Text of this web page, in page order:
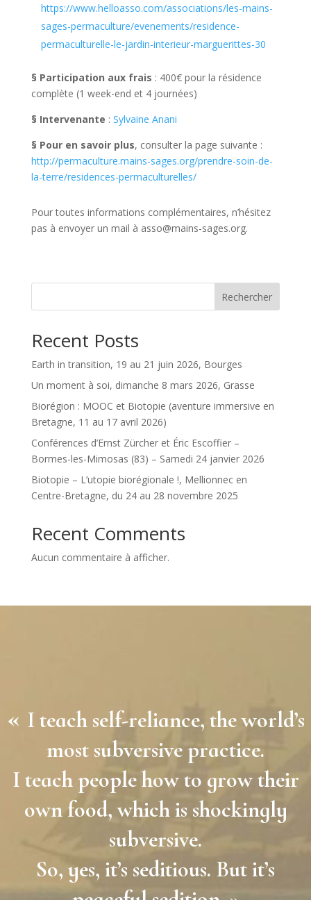
https://www.helloasso.com/associations/les-mains-
sages-permaculture/evenements/residence-
permaculturelle-le-jardin-interieur-marguerittes-30
§ Participation aux frais : 400€ pour la résidence
complète (1 week-end et 4 journées)
§ Intervenante : Sylvaine Anani
§ Pour en savoir plus, consulter la page suivante :
http://permaculture.mains-sages.org/prendre-soin-de-
la-terre/residences-permaculturelles/
Pour toutes informations complémentaires, n’hésitez
pas à envoyer un mail à asso@mains-sages.org.
Rechercher
Recent Posts
Earth in transition, 19 au 21 juin 2026, Bourges
Un moment à soi, dimanche 8 mars 2026, Grasse
Biorégion : MOOC et Biotopie (aventure immersive en
Bretagne, 11 au 17 avril 2026)
Conférences d’Ernst Zürcher et Éric Escoffier –
Bormes-les-Mimosas (83) – Samedi 24 janvier 2026
Biotopie – L’utopie biorégionale !, Mellionnec en
Centre-Bretagne, du 24 au 28 novembre 2025
Recent Comments
Aucun commentaire à afficher.
« I teach self-reliance, the world’s
most subversive practice.
I teach people how to grow their
own food, which is shockingly
subversive.
So, yes, it’s seditious. But it’s